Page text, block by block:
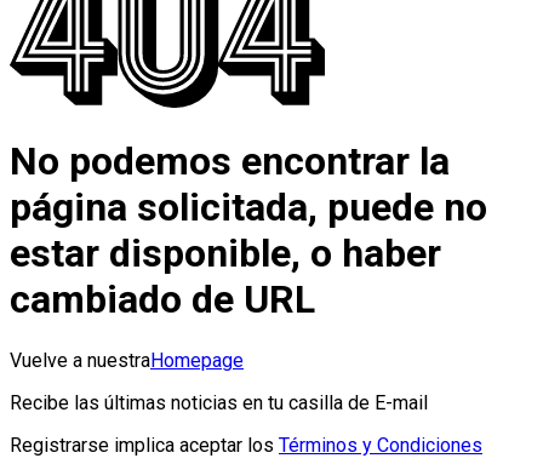
No podemos encontrar la
página solicitada, puede no
estar disponible, o haber
cambiado de URL
Vuelve a nuestraHomepage
Recibe las últimas noticias en tu casilla de E-mail
Registrarse implica aceptar los Términos y Condiciones